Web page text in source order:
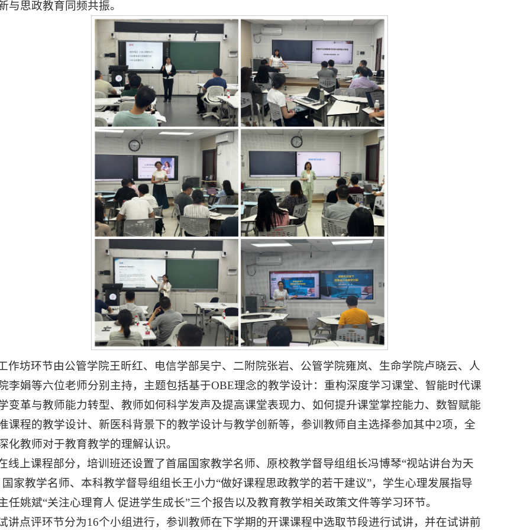
与思政教育同频共振。
作坊环节由公管学院王昕红、电信学部吴宁、二附院张岩、公管学院雍岚、生命学院卢晓云、人
李娟等六位老师分别主持，主题包括基于OBE理念的教学设计：重构深度学习课堂、智能时代课
变革与教师能力转型、教师如何科学发声及提高课堂表现力、如何提升课堂掌控能力、数智赋能
课程的教学设计、新医科背景下的教学设计与教学创新等，参训教师自主选择参加其中2项，全
化教师对于教育教学的理解认识。
线上课程部分，培训班还设置了首届国家教学名师、原校教学督导组组长冯博琴“视站讲台为天
国家教学名师、本科教学督导组组长王小力“做好课程思政教学的若干建议”，学生心理发展指导
任姚斌“关注心理育人 促进学生成长”三个报告以及教育教学相关政策文件等学习环节。
讲点评环节分为16个小组进行，参训教师在下学期的开课课程中选取节段进行试讲，并在试讲前